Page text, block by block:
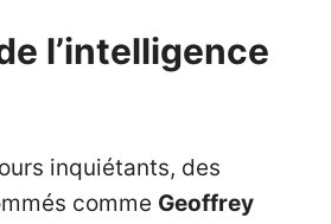
l’intelligence
inquiétants, des
comme Geoffrey